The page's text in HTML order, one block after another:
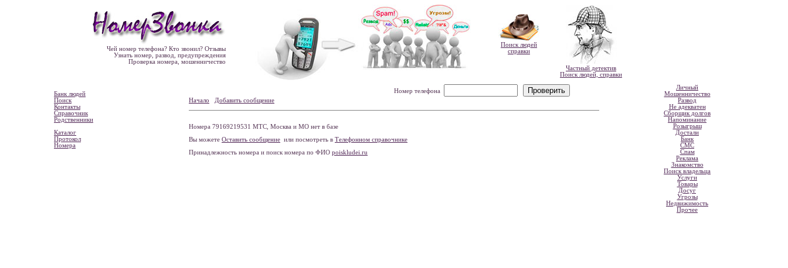
Чей номер телефона? Кто звонил? Отзывы
Узнать номер, развод, предупреждения
Проверка номера, мошенничество
Поиск людей
справки
Частный детектив
Поиск людей, справки
Банк людей
Поиск
Контакты
Справочник
Родственники
Каталог
Протокол
Номера
Номер телефона
Начало
Добавить сообщение
Номера 79169219531 МТС, Москва и МО нет в базе
Вы можете Оставить сообщение или посмотреть в Телефонном справочнике
Принадлежность номера и поиск номера по ФИО poiskludei.ru
Личный
Мошенничество
Развод
Не адекватен
Сборщик долгов
Напоминание
Розыгрыш
Достали
Банк
СМС
Спам
Реклама
Знакомство
Поиск владельца
Услуги
Товары
Досуг
Угрозы
Недвижимость
Прочее